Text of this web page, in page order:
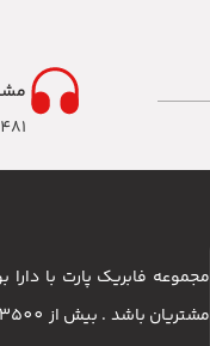
مجموعه فابریک پارت با